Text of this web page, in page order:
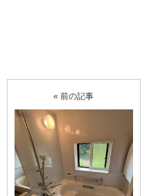
« 前の記事